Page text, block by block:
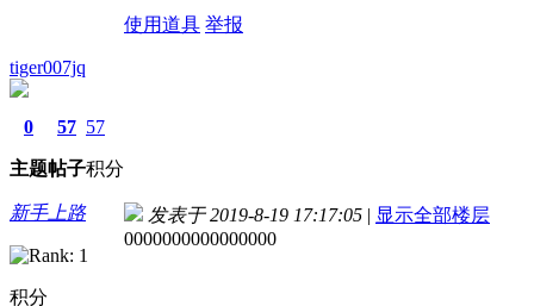
使用道具 举报
tiger007jq
0
主题
57
帖子
57
积分
新手上路
积分
发表于 2019-8-19 17:17:05 | 显示全部楼层
0000000000000000